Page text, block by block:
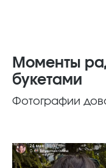
Моменты
букетами
Фотографии